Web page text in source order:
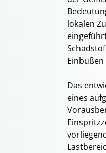
lokalen
Das
eines